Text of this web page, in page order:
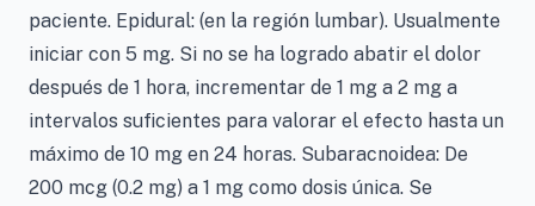
paciente. Epidural: (en la región lumbar). Usualmente
iniciar con 5 mg. Si no se ha logrado abatir el dolor
después de 1 hora, incrementar de 1 mg a 2 mg a
intervalos suficientes para valorar el efecto hasta un
máximo de 10 mg en 24 horas. Subaracnoidea: De
200 mcg (0.2 mg) a 1 mg como dosis única. Se